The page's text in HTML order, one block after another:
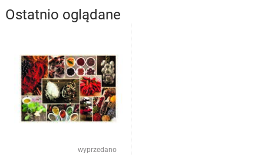
Ostatnio oglądane
wyprzedano